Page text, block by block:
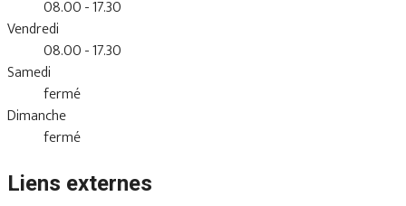
08.00 - 17.30
Vendredi
08.00 - 17.30
Samedi
fermé
Dimanche
fermé
Liens externes